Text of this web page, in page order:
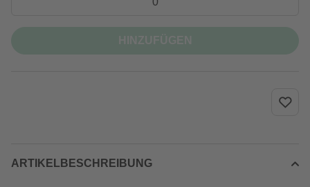
ARTIKELBESCHREIBUNG